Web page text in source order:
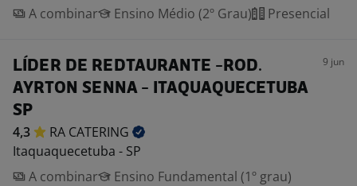
A combinar
Ensino Médio (2º Grau) Presencial
LÍDER DE REDTAURANTE -ROD.
AYRTON SENNA - ITAQUAQUECETUBA
SP
9 jun
4,3 RA CATERING
Itaquaquecetuba - SP
A combinar
Ensino Fundamental (1º grau)